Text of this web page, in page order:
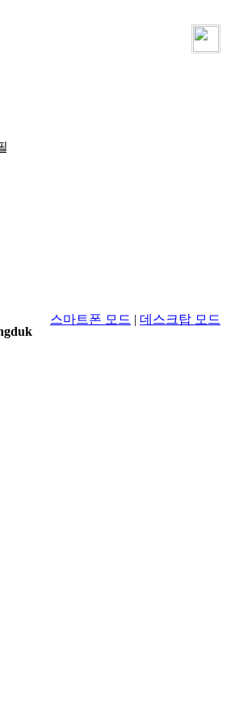
스마트폰 모드 | 데스크탑 모드